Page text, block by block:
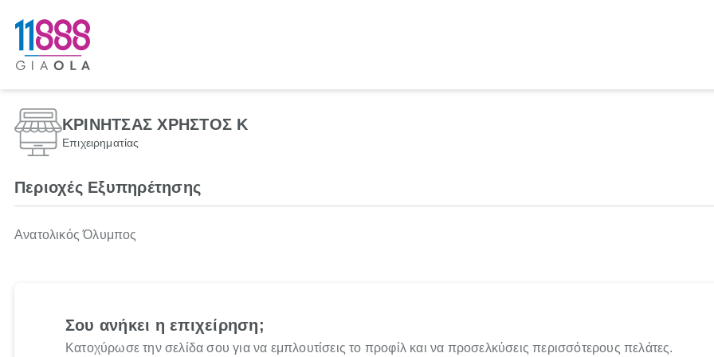
ΚΡΙΝΗΤΣΑΣ ΧΡΗΣΤΟΣ Κ
Επιχειρηματίας
Περιοχές Εξυπηρέτησης
Ανατολικός Όλυμπος
Σου ανήκει η επιχείρηση;
Κατοχύρωσε την σελίδα σου για να εμπλουτίσεις το προφίλ και να προσελκύσεις περισσότερους πελάτες.